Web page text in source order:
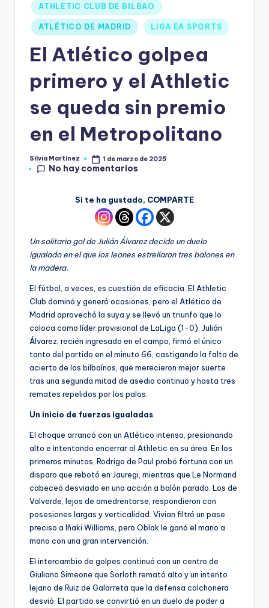
ATHLETIC CLUB DE BILBAO
ATLÉTICO DE MADRID LIGA EA SPORTS
El Atlético golpea
primero y el Athletic
se queda sin premio
en el Metropolitano
Silvia Martínez 1 de marzo de 2025
No hay comentarios
Si te ha gustado, COMPARTE
Un solitario gol de Julián Álvarez decide un duelo
igualado en el que los leones estrellaron tres balones en
la madera.
El fútbol, a veces, es cuestión de eficacia. El Athletic
Club dominó y generó ocasiones, pero el Atlético de
Madrid aprovechó la suya y se llevó un triunfo que lo
coloca como líder provisional de LaLiga (1-0). Julián
Álvarez, recién ingresado en el campo, firmó el único
tanto del partido en el minuto 66, castigando la falta de
acierto de los bilbaínos, que merecieron mejor suerte
tras una segunda mitad de asedio continuo y hasta tres
remates repelidos por los palos.
Un inicio de fuerzas igualadas
El choque arrancó con un Atlético intenso, presionando
alto e intentando encerrar al Athletic en su área. En los
primeros minutos, Rodrigo de Paul probó fortuna con un
disparo que rebotó en Jauregi, mientras que Le Normand
cabeceó desviado en una acción a balón parado. Los de
Valverde, lejos de amedrentarse, respondieron con
posesiones largas y verticalidad. Vivian filtró un pase
preciso a Iñaki Williams, pero Oblak le ganó el mano a
mano con una gran intervención.
El intercambio de golpes continuó con un centro de
Giuliano Simeone que Sorloth remató alto y un intento
lejano de Ruiz de Galarreta que la defensa colchonera
desvió. El partido se convirtió en un duelo de poder a